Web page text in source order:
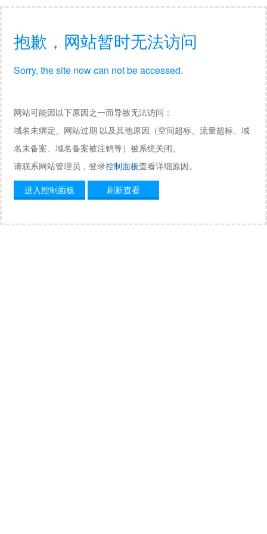
抱歉，网站暂时无法访问
Sorry, the site now can not be accessed.
网站可能因以下原因之一而导致无法访问：
域名未绑定、网站过期 以及其他原因（空间超标、流量超标、域
名未备案、域名备案被注销等）被系统关闭。
请联系网站管理员，登录控制面板查看详细原因。
进入控制面板
刷新查看